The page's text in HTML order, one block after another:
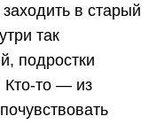
в старый
так
подростки
Кто-то — из